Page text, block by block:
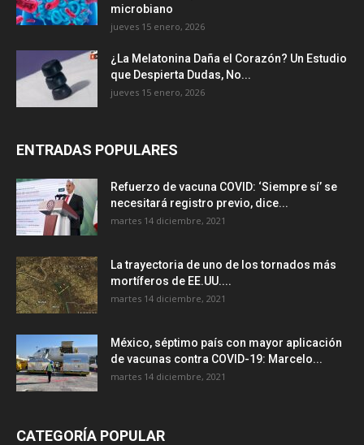
microbiano
jueves 15 enero, 2026
¿La Melatonina Daña el Corazón? Un Estudio
que Despierta Dudas, No...
jueves 15 enero, 2026
ENTRADAS POPULARES
Refuerzo de vacuna COVID: ‘Siempre sí’ se
necesitará registro previo, dice...
martes 14 diciembre, 2021
La trayectoria de uno de los tornados más
mortíferos de EE.UU....
martes 14 diciembre, 2021
México, séptimo país con mayor aplicación
de vacunas contra COVID-19: Marcelo...
martes 14 diciembre, 2021
CATEGORÍA POPULAR